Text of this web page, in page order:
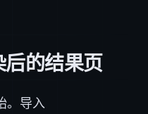
后的结果页
。导入